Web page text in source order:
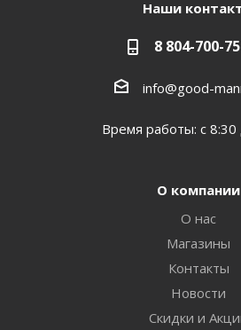
Наши
8 804-700-
info@good-
Время работы: с 8:30
О компании
О нас
Магазины
Контакты
Новости
Скидки и